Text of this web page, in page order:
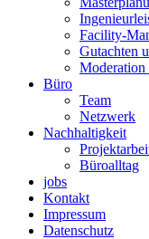
Facility-
Gutachten
Moderation
Büro
Team
Netzwerk
Nachhaltigkeit
Büroalltag
jobs
Kontakt
Impressum
Datenschutz